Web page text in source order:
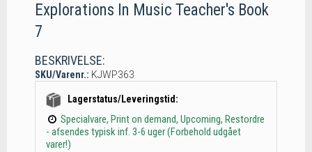
Explorations In Music Teacher's Book
7
BESKRIVELSE:
SKU/Varenr.: KJWP363
Lagerstatus/Leveringstid:
Specialvare, Print on demand, Upcoming, Restordre
- afsendes typisk inf. 3-6 uger (Forbehold udgået
varer!)